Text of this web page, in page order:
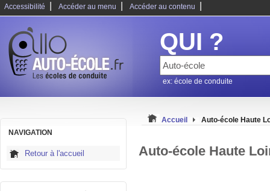
Accessibilité Accéder au menu Accéder au contenu
QUI ?
ex: école de conduite
NAVIGATION
Retour à l'accueil
Accueil Auto-école Haute
Auto-école Haute